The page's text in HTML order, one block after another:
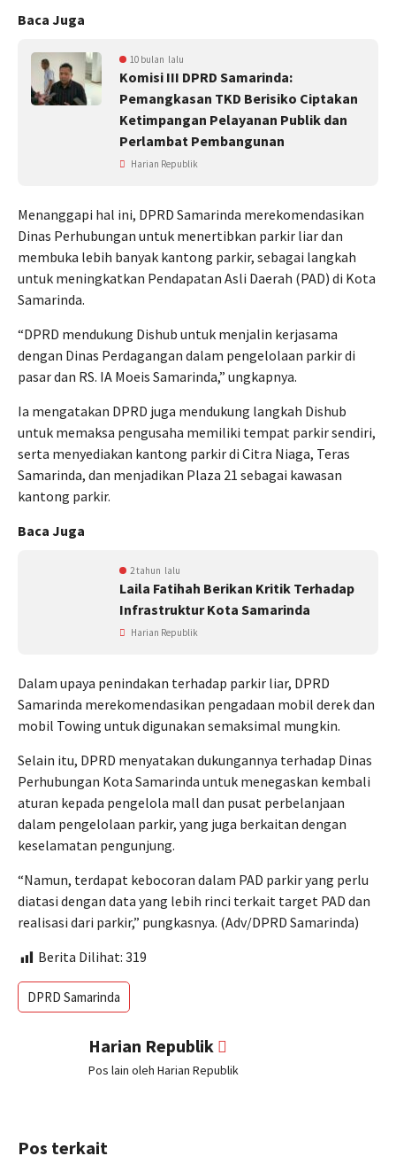
Baca Juga
10 bulan lalu
Komisi III DPRD Samarinda:
Pemangkasan TKD Berisiko Ciptakan
Ketimpangan Pelayanan Publik dan
Perlambat Pembangunan
Harian Republik
Menanggapi hal ini, DPRD Samarinda merekomendasikan
Dinas Perhubungan untuk menertibkan parkir liar dan
membuka lebih banyak kantong parkir, sebagai langkah
untuk meningkatkan Pendapatan Asli Daerah (PAD) di Kota
Samarinda.
“DPRD mendukung Dishub untuk menjalin kerjasama
dengan Dinas Perdagangan dalam pengelolaan parkir di
pasar dan RS. IA Moeis Samarinda,” ungkapnya.
Ia mengatakan DPRD juga mendukung langkah Dishub
untuk memaksa pengusaha memiliki tempat parkir sendiri,
serta menyediakan kantong parkir di Citra Niaga, Teras
Samarinda, dan menjadikan Plaza 21 sebagai kawasan
kantong parkir.
Baca Juga
2 tahun lalu
Laila Fatihah Berikan Kritik Terhadap
Infrastruktur Kota Samarinda
Harian Republik
Dalam upaya penindakan terhadap parkir liar, DPRD
Samarinda merekomendasikan pengadaan mobil derek dan
mobil Towing untuk digunakan semaksimal mungkin.
Selain itu, DPRD menyatakan dukungannya terhadap Dinas
Perhubungan Kota Samarinda untuk menegaskan kembali
aturan kepada pengelola mall dan pusat perbelanjaan
dalam pengelolaan parkir, yang juga berkaitan dengan
keselamatan pengunjung.
“Namun, terdapat kebocoran dalam PAD parkir yang perlu
diatasi dengan data yang lebih rinci terkait target PAD dan
realisasi dari parkir,” pungkasnya. (Adv/DPRD Samarinda)
Berita Dilihat: 319
DPRD Samarinda
Harian Republik
Pos lain oleh Harian Republik
Pos terkait